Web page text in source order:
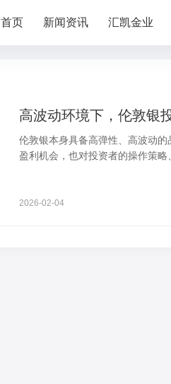
首页 新闻资讯 汇凯金业
高波动环境下，伦敦银
伦敦银本身具备高弹性、高波动
盈利机会，也对投资者的操作策略
助波动红利，实现伦敦银投资的稳
2026-02-04